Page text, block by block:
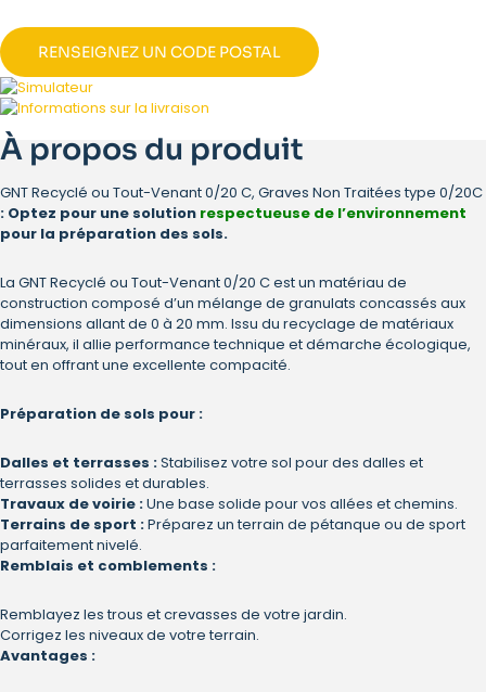
RENSEIGNEZ UN CODE POSTAL
À propos du produit
GNT Recyclé ou Tout-Venant 0/20 C, Graves Non Traitées type 0/20C
: Optez pour une solution respectueuse de l’environnement
pour la préparation des sols.
La GNT Recyclé ou Tout-Venant 0/20 C est un matériau de
construction composé d’un mélange de granulats concassés aux
dimensions allant de 0 à 20 mm. Issu du recyclage de matériaux
minéraux, il allie performance technique et démarche écologique,
tout en offrant une excellente compacité.
Préparation de sols pour :
Dalles et terrasses :Stabilisez votre sol pour des dalles et
terrasses solides et durables.
Travaux de voirie :Une base solide pour vos allées et chemins.
Terrains de sport :Préparez un terrain de pétanque ou de sport
parfaitement nivelé.
Remblais et comblements :
Remblayez les trous et crevasses de votre jardin.
Corrigez les niveaux de votre terrain.
Avantages :